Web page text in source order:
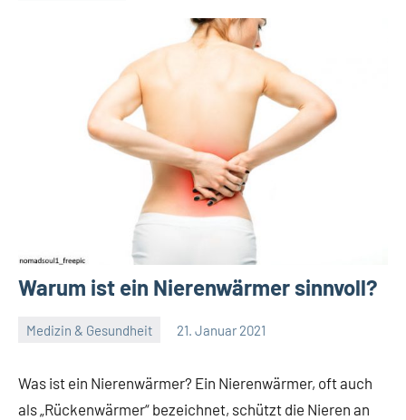
Warum ist ein Nierenwärmer sinnvoll?
Medizin & Gesundheit 21. Januar 2021
Was ist ein Nierenwärmer? Ein Nierenwärmer, oft auch
als „Rückenwärmer“ bezeichnet, schützt die Nieren an